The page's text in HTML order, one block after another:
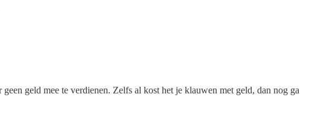
geld mee te verdienen. Zelfs al kost het je klauwen met geld, dan nog ga